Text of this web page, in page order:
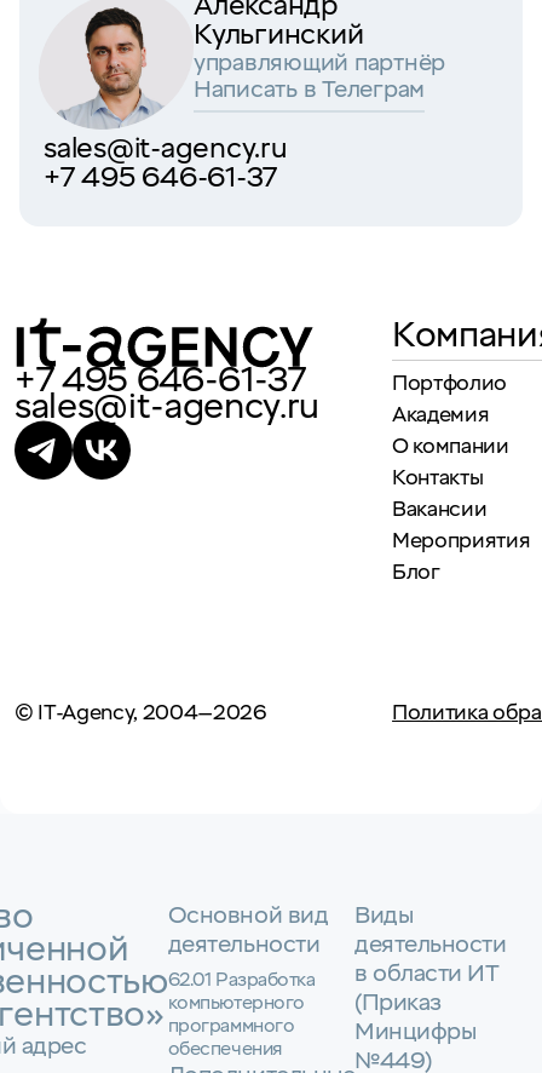
Кульгинский
управляющий партнёр
Написать в Телеграм
sales@it-agency.ru
+7 495 646-61-37
+7 495 646-61-37
sales@it-agency.ru
Портфолио
Академия
О компании
Контакты
Вакансии
Мероприятия
Блог
© IT-Agency, 2004—2026 Политика
адрес
Основной вид
деятельности
62.01 Разработка
компьютерного
программного
обеспечения
Виды
деятельности
в области ИТ
(Приказ
Минцифры
№449)